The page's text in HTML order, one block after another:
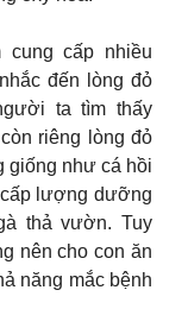
cung cấp nhiều
đến lòng đỏ
ta tìm thấy
riêng lòng đỏ
giống như cá hồi
lượng dưỡng
thả vườn. Tuy
nên cho con ăn
năng mắc bệnh